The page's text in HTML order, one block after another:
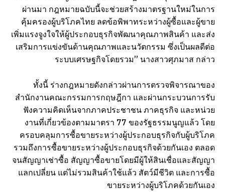
ผ่านมา กฎหมายฉบับนี้จะช่วยสร้างมาตรฐานใหม่ในการ
คุ้มครองผู้บริโภคไทย ลดข้อพิพาทระหว่างผู้ซื้อและผู้ขาย
เพิ่มแรงจูงใจให้ผู้ประกอบธุรกิจพัฒนาคุณภาพสินค้า และส่ง
เสริมการแข่งขันด้านคุณภาพและนวัตกรรม ซึ่งเป็นผลดีต่อ
ระบบเศรษฐกิจโดยรวม” นางสาวศุภมาส กล่าว
ทั้งนี้ ร่างกฎหมายดังกล่าวผ่านการตรวจพิจารณาของ
สำนักงานคณะกรรมการกฤษฎีกา และผ่านกระบวนการรับ
ฟังความคิดเห็นจากภาคประชาชน ภาคธุรกิจ และหน่วย
งานที่เกี่ยวข้องตามมาตรา 77 ของรัฐธรรมนูญแล้ว โดย
ครอบคลุมการซื้อขายระหว่างผู้ประกอบธุรกิจกับผู้บริโภค
รวมถึงการซื้อขายระหว่างผู้ประกอบธุรกิจด้วยกันเอง ตลอด
จนสัญญาเช่าซื้อ สัญญาซื้อขายโดยมีผู้ให้สินเชื่อและสัญญา
แลกเปลี่ยน แต่ไม่รวมสินค้าใช้แล้ว สัตว์มีชีวิต และการซื้อ
ขายระหว่างผู้บริโภคด้วยกันเอง